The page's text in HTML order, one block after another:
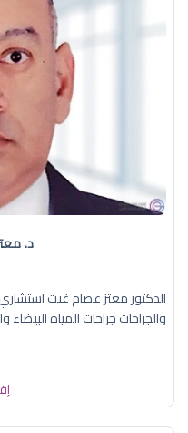
د.
الدكتور معتز عصام غيث
والجراحات جراحات المياه البيضاء